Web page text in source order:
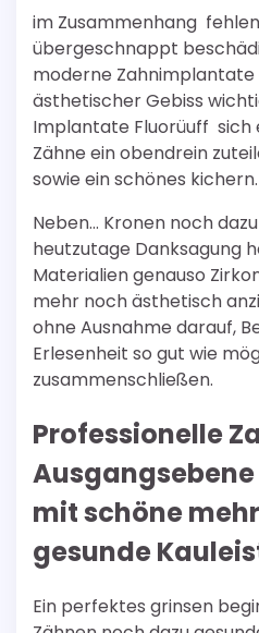
im Zusammenhang
übergeschnappt
moderne Zahnimplantate
ästhetischer Gebiss
Implantate Fluorüuff sich
Zähne ein obendrein
sowie ein schönes kichern.
Neben… Kronen noch
heutzutage Danksagung
Materialien genauso
mehr noch ästhetisch
ohne Ausnahme darauf,
Erlesenheit so gut wie
zusammenschließen.
Professionelle
mit schöne
gesunde
Ein perfektes grinsen